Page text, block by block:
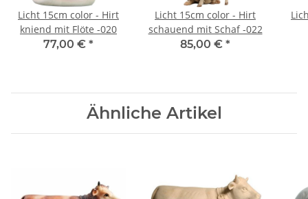
Licht 15cm color - Hirt
kniend mit Flöte -020
77,00 € *
Licht 15cm color - Hirt
schauend mit Schaf -022
85,00 € *
Ähnliche Artikel